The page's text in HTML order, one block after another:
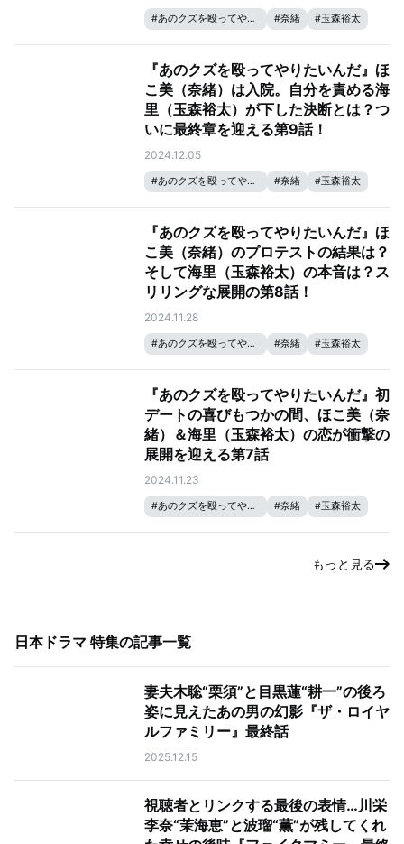
#あのクズを殴ってやりたいんだ #奈緒 #玉森裕太
『あのクズを殴ってやりたいんだ』ほ
こ美（奈緒）は入院。自分を責める海
里（玉森裕太）が下した決断とは？つ
いに最終章を迎える第9話！
2024.12.05
#あのクズを殴ってやりたいんだ #奈緒 #玉森裕太
『あのクズを殴ってやりたいんだ』ほ
こ美（奈緒）のプロテストの結果は？
そして海里（玉森裕太）の本音は？ス
リリングな展開の第8話！
2024.11.28
#あのクズを殴ってやりたいんだ #奈緒 #玉森裕太
『あのクズを殴ってやりたいんだ』初
デートの喜びもつかの間、ほこ美（奈
緒）＆海里（玉森裕太）の恋が衝撃の
展開を迎える第7話
2024.11.23
#あのクズを殴ってやりたいんだ #奈緒 #玉森裕太
もっと見る
日本ドラマ 特集の記事一覧
妻夫木聡“栗須”と目黒蓮“耕一”の後ろ
姿に見えたあの男の幻影『ザ・ロイヤ
ルファミリー』最終話
2025.12.15
視聴者とリンクする最後の表情…川栄
李奈“茉海恵”と波瑠“薫”が残してくれ